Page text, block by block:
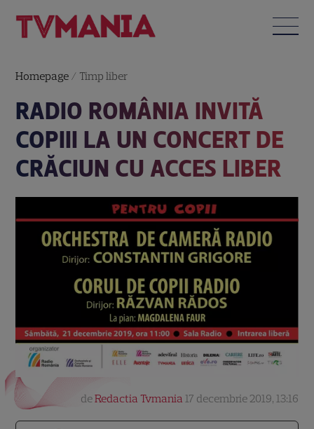
Homepage / Timp liber
RADIO ROMÂNIA INVITĂ
COPIII LA UN CONCERT DE
CRĂCIUN CU ACCES LIBER
deRedactia Tvmania 17 decembrie 2019, 13:16